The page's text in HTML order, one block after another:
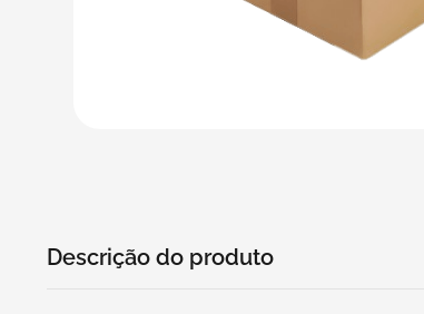
Descrição do produto
papel semente